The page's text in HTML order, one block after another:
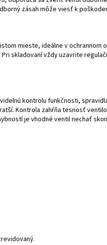
zásah môže viesť k
mieste, ideálne v ochrannom
skladovaní vždy uzavrite
kontrolu funkčnosti,
Kontrola zahŕňa tesnosť
je vhodné ventil nechať